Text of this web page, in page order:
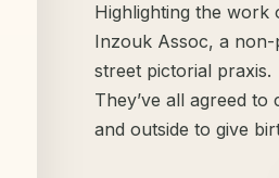
Highlighting the work
Inzouk Assoc, a
street pictorial praxis.
They’ve all agreed
and outside to give